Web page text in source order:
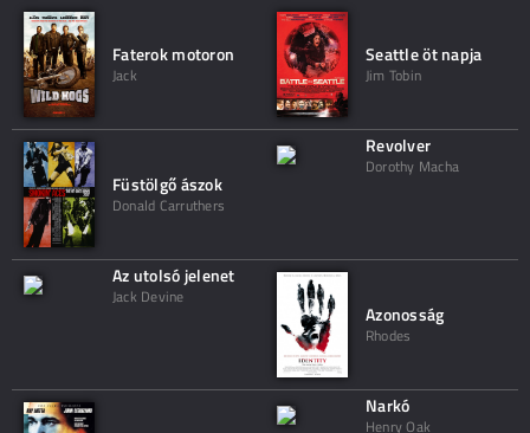
Faterok motoron
Jack
Seattle öt napja
Jim Tobin
Füstölgő ászok
Donald Carruthers
Revolver
Dorothy Macha
Az utolsó jelenet
Jack Devine
Azonosság
Rhodes
Narkó
Henry Oak